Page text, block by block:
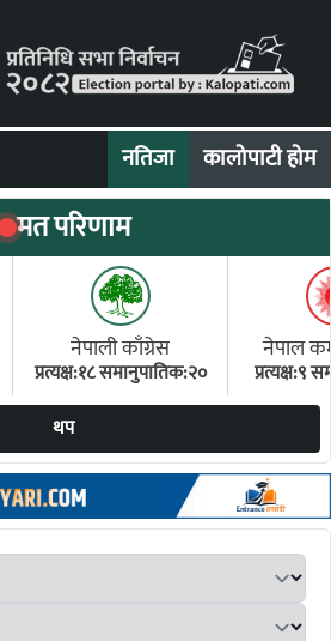
नतिजा कालोपाटी होम
मत परिणाम
नेपाली काँग्रेस
प्रत्यक्ष:१८ समानुपातिक:२०
नेपाल
प्रत्यक्ष:९
थप